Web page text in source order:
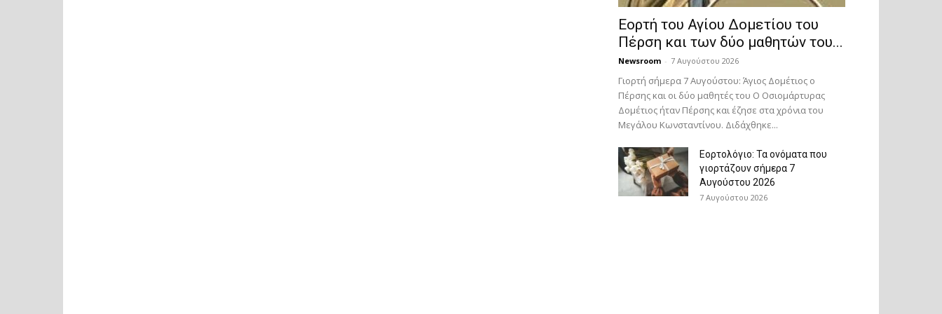
Εορτή του Αγίου Δομετίου του
Πέρση και των δύο μαθητών του...
Newsroom - 7 Αυγούστου 2026
Γιορτή σήμερα 7 Αυγούστου: Άγιος Δομέτιος ο
Πέρσης και οι δύο μαθητές του Ο Oσιομάρτυρας
Δομέτιος ήταν Πέρσης και έζησε στα χρόνια του
Μεγάλου Κωνσταντίνου. Διδάχθηκε...
Εορτολόγιο: Τα ονόματα που
γιορτάζουν σήμερα 7
Αυγούστου 2026
7 Αυγούστου 2026